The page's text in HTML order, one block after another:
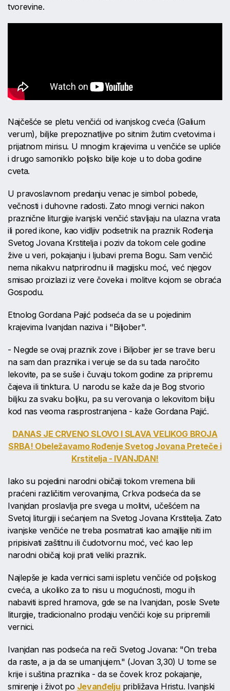
tvorevine.
Najčešće se pletu venčići od ivanjskog cveća (Galium
verum), biljke prepoznatljive po sitnim žutim cvetovima i
prijatnom mirisu. U mnogim krajevima u venčiće se upliće
i drugo samoniklo poljsko bilje koje u to doba godine
cveta.
U pravoslavnom predanju venac je simbol pobede,
večnosti i duhovne radosti. Zato mnogi vernici nakon
praznične liturgije ivanjski venčić stavljaju na ulazna vrata
ili pored ikone, kao vidljiv podsetnik na praznik Rođenja
Svetog Jovana Krstitelja i poziv da tokom cele godine
žive u veri, pokajanju i ljubavi prema Bogu. Sam venčić
nema nikakvu natprirodnu ili magijsku moć, već njegov
smisao proizlazi iz vere čoveka i molitve kojom se obraća
Gospodu.
Etnolog Gordana Pajić podseća da se u pojedinim
krajevima Ivanjdan naziva i "Biljober".
- Negde se ovaj praznik zove i Biljober jer se trave beru
na sam dan praznika i veruje se da su tada naročito
lekovite, pa se suše i čuvaju tokom godine za pripremu
čajeva ili tinktura. U narodu se kaže da je Bog stvorio
biljku za svaku boljku, pa su verovanja o lekovitom bilju
kod nas veoma rasprostranjena - kaže Gordana Pajić.
DANAS JE CRVENO SLOVO I SLAVA VELIKOG BROJA
SRBA! Obeležavamo Rođenje Svetog Jovana Preteče i
Krstitelja - IVANJDAN!
Iako su pojedini narodni običaji tokom vremena bili
praćeni različitim verovanjima, Crkva podseća da se
Ivanjdan proslavlja pre svega u molitvi, učešćem na
Svetoj liturgiji i sećanjem na Svetog Jovana Krstitelja. Zato
ivanjske venčiće ne treba posmatrati kao amajlije niti im
pripisivati zaštitnu ili čudotvornu moć, već kao lep
narodni običaj koji prati veliki praznik.
Najlepše je kada vernici sami ispletu venčiće od poljskog
cveća, a ukoliko za to nisu u mogućnosti, mogu ih
nabaviti ispred hramova, gde se na Ivanjdan, posle Svete
liturgije, tradicionalno prodaju venčići koje su pripremili
vernici.
Ivanjdan nas podseća na reči Svetog Jovana: "On treba
da raste, a ja da se umanjujem." (Jovan 3,30) U tome se
krije i suština praznika - da se čovek kroz pokajanje,
smirenje i život po Jevanđelju približava Hristu. Ivanjski